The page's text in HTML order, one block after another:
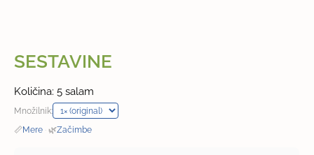
SESTAVINE
Količina: 5 salam
Množilnik:
📏Mere · 🌿Začimbe